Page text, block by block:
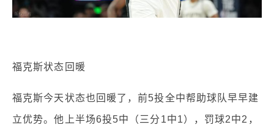
福克斯状态回暖
福克斯今天状态也回暖了，前5投全中帮助球队早早建
立优势。他上半场6投5中（三分1中1），罚球2中2，